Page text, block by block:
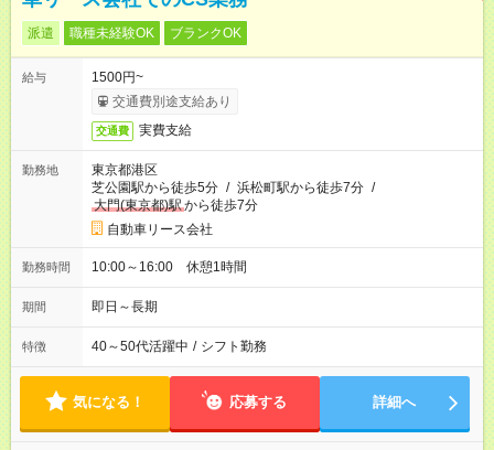
派遣 職種未経験OK ブランクOK
給与
1500円~
交通費別途支給あり
交通費 実費支給
勤務地
東京都港区
芝公園駅から徒歩5分 / 浜松町駅から徒歩7分 /
大門(東京都)駅から徒歩7分
自動車リース会社
勤務時間 10:00～16:00 休憩1時間
期間 即日～長期
特徴 40～50代活躍中 / シフト勤務
気になる！ 応募する 詳細へ